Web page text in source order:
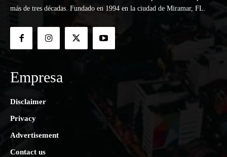
más de tres décadas. Fundado en 1994 en la ciudad de Miramar, FL.
Empresa
Disclaimer
Privacy
Advertisement
Contact us